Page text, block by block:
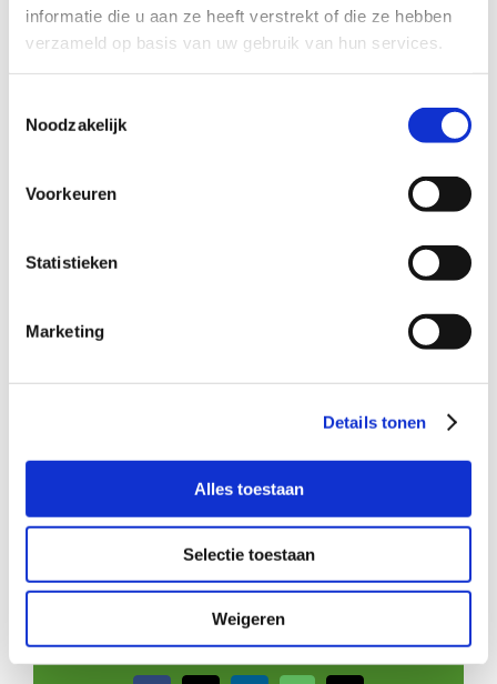
informatie die u aan ze heeft verstrekt of die ze hebben
verzameld op basis van uw gebruik van hun services.
Noodzakelijk
Voorkeuren
Statistieken
Marketing
Details tonen
Alles toestaan
Selectie toestaan
Weigeren
Waar de jongen op vrijdagmiddag of een
weekenddag mag spelen
Dat hem ook n’s meeneemt met een
Tolbergcentrum, verder weg mag ook
Dan kun je contact opnemen met Miranda van
miranda@buurtgezinnen.nl
Je kunt je ook direct aanmelden als steungezin op de
Deel dit verhaal, kies je platform!